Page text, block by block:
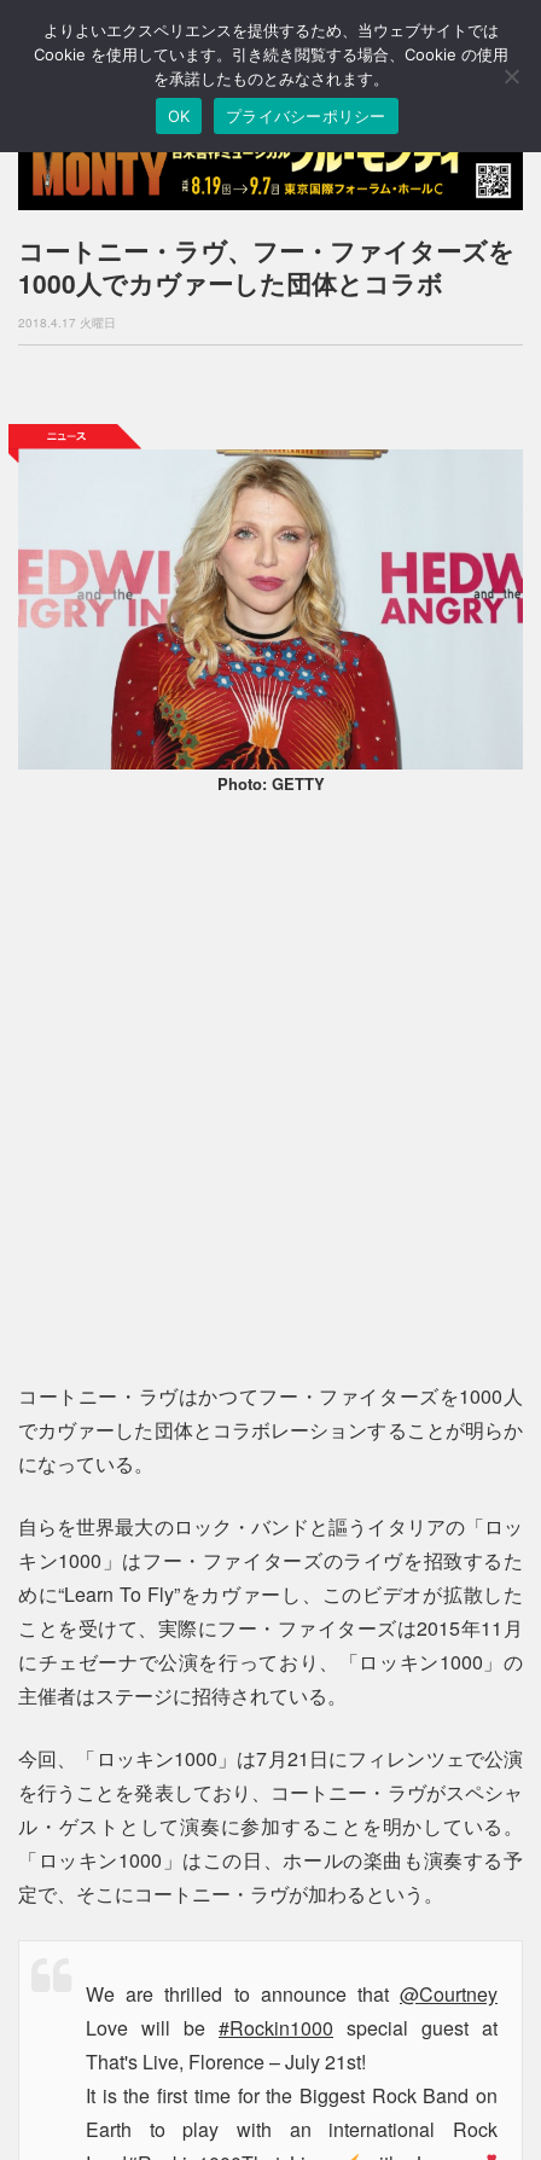
T
o
n
a
v
i
g
o
コートニー・ラヴ、フー・ファイターズを
1000人でカヴァーした団体とコラボ
2018.4.17 火曜日
Photo: GETTY
コートニー・ラヴはかつてフー・ファイターズを1000人
でカヴァーした団体とコラボレーションすることが明らか
になっている。
自らを世界最大のロック・バンドと謳うイタリアの「ロッ
キン1000」はフー・ファイターズのライヴを招致するた
めに“Learn To Fly”をカヴァーし、このビデオが拡散した
ことを受けて、実際にフー・ファイターズは2015年11月
にチェゼーナで公演を行っており、「ロッキン1000」の
主催者はステージに招待されている。
今回、「ロッキン1000」は7月21日にフィレンツェで公演
を行うことを発表しており、コートニー・ラヴがスペシャ
ル・ゲストとして演奏に参加することを明かしている。
「ロッキン1000」はこの日、ホールの楽曲も演奏する予
定で、そこにコートニー・ラヴが加わるという。
We are thrilled to announce that @Courtney
Love will be #Rockin1000 special guest at
That's Live, Florence – July 21st!
It is the first time for the Biggest Rock Band on
Earth to play with an international Rock
よりよいエクスペリエンスを提供するため、当ウェブサイトでは
Cookie を使用しています。引き続き閲覧する場合、Cookie の使用
を承諾したものとみなされます。
OK
プライバシーポリシー